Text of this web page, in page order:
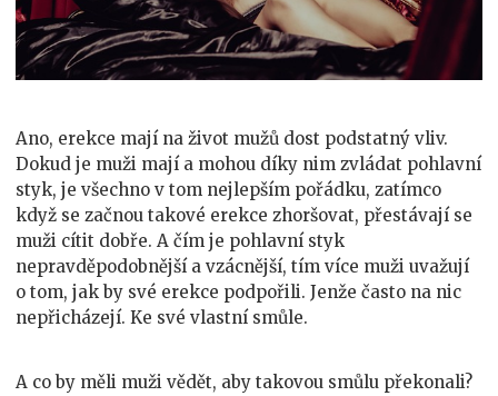
Ano, erekce mají na život mužů dost podstatný vliv.
Dokud je muži mají a mohou díky nim zvládat pohlavní
styk, je všechno v tom nejlepším pořádku, zatímco
když se začnou takové erekce zhoršovat, přestávají se
muži cítit dobře. A čím je pohlavní styk
nepravděpodobnější a vzácnější, tím více muži uvažují
o tom, jak by své erekce podpořili. Jenže často na nic
nepřicházejí. Ke své vlastní smůle.
A co by měli muži vědět, aby takovou smůlu překonali?